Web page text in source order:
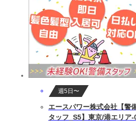
＊PCやスマホを利用したことのある方
＊インターネットでの検索に慣れている方
＼特別な知識やスキルは不要です☆／
一般事務、受付、窓口業務などの業務経験
コールセンター業務の経験者さんは、す
▽待遇・福利厚生
＊社会保険完備(法令に則り適用)
＊交通費規定支給(月30,000円まで)
週5日〜
エースパワー株式会社【警
タッフ_S5】東京/港エリア-